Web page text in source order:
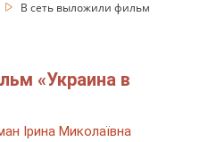
В сеть выложили фильм
«Украина в
Ірина Миколаївна